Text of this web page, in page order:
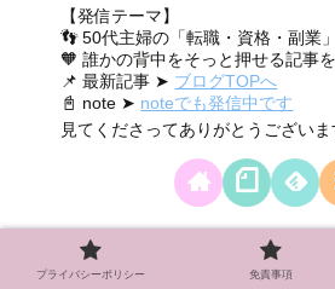
【発信テーマ】
👣 50代主婦の「転職・資格・副業
🧡 誰かの背中をそっと押せる記事
📌 最新記事 ➤ ブログTOPへ
📓 note ➤ noteでも発信中です
見てくださってありがとうございま
プライバシーポリシー 免責事項